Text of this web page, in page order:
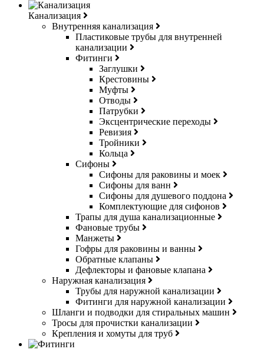
Канализация
Внутренняя канализация
Пластиковые трубы для внутренней
канализации
Фитинги
Заглушки
Крестовины
Муфты
Отводы
Патрубки
Эксцентрические переходы
Ревизия
Тройники
Кольца
Сифоны
Сифоны для раковины и моек
Сифоны для ванн
Сифоны для душевого поддона
Комплектующие для сифонов
Трапы для душа канализационные
Фановые трубы
Манжеты
Гофры для раковины и ванны
Обратные клапаны
Дефлекторы и фановые клапана
Наружная канализация
Трубы для наружной канализации
Фитинги для наружной канализации
Шланги и подводки для стиральных машин
Тросы для прочистки канализации
Крепления и хомуты для труб